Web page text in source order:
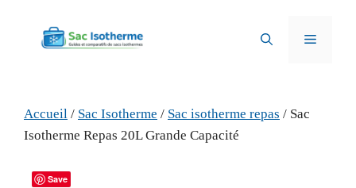
contenu
Menu
Accueil / Sac Isotherme / Sac isotherme repas / Sac
Isotherme Repas 20L Grande Capacité
Save